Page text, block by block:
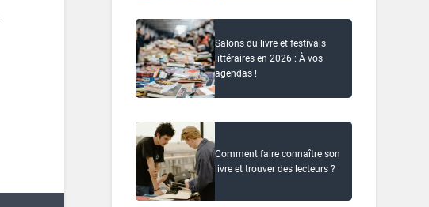
Salons du livre et festivals
littéraires en 2026 : À vos
agendas !
Comment faire connaître son
livre et trouver des lecteurs ?